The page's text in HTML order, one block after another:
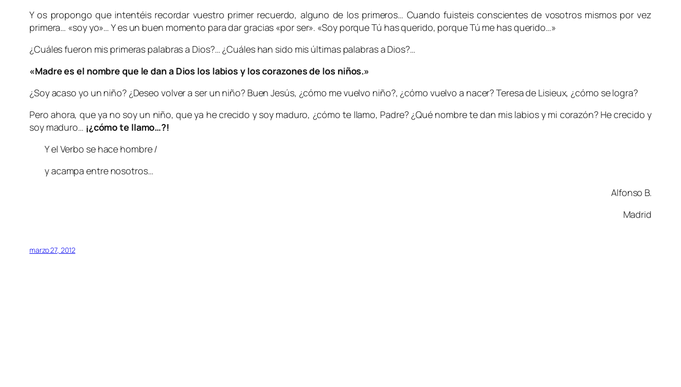
Y os propongo que intentéis recordar vuestro primer recuerdo, alguno de los primeros… Cuando fuisteis conscientes de vosotros mismos por vez
primera… «soy yo»… Y es un buen momento para dar gracias «por ser». «Soy porque Tú has querido, porque Tú me has querido…»
¿Cuáles fueron mis primeras palabras a Dios?… ¿Cuáles han sido mis últimas palabras a Dios?…
«Madre es el nombre que le dan a Dios los labios y los corazones de los niños.»
¿Soy acaso yo un niño? ¿Deseo volver a ser un niño? Buen Jesús, ¿cómo me vuelvo niño?, ¿cómo vuelvo a nacer? Teresa de Lisieux, ¿cómo se logra?
Pero ahora, que ya no soy un niño, que ya he crecido y soy maduro, ¿cómo te llamo, Padre? ¿Qué nombre te dan mis labios y mi corazón? He crecido y
soy maduro… ¡¿cómo te llamo…?!
Y el Verbo se hace hombre /
y acampa entre nosotros…
Alfonso B.
Madrid
marzo 27, 2012